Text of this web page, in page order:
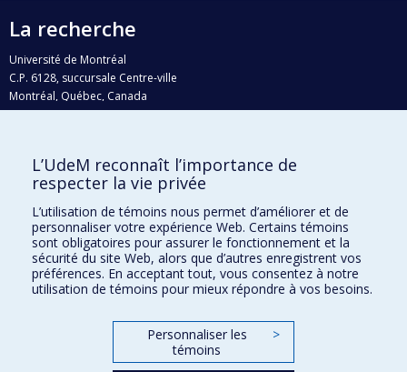
La recherche
Université de Montréal
C.P. 6128, succursale Centre-ville
Montréal, Québec, Canada
H3C 3J7
Qui fait quoi?
Nous trouver
Plan du site
Accessibilité
L’UdeM reconnaît l’importance de
respecter la vie privée
L’utilisation de témoins nous permet d’améliorer et de
personnaliser votre expérience Web. Certains témoins
sont obligatoires pour assurer le fonctionnement et la
sécurité du site Web, alors que d’autres enregistrent vos
préférences. En acceptant tout, vous consentez à notre
utilisation de témoins pour mieux répondre à vos besoins.
Personnaliser les
témoins
>